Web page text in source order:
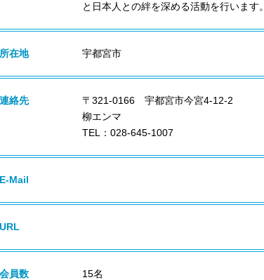
と日本人との絆を深める活動を行います。
所在地 宇都宮市
連絡先
〒321-0166 宇都宮市今宮4-12-2
柳エンマ
TEL：028-645-1007
E-Mail
URL
会員数 15名